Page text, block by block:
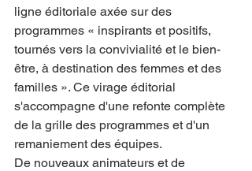
ligne éditoriale axée sur des
programmes « inspirants et positifs,
tournés vers la convivialité et le bien-
être, à destination des femmes et des
familles ». Ce virage éditorial
s'accompagne d'une refonte complète
de la grille des programmes et d'un
remaniement des équipes.
De nouveaux animateurs et de